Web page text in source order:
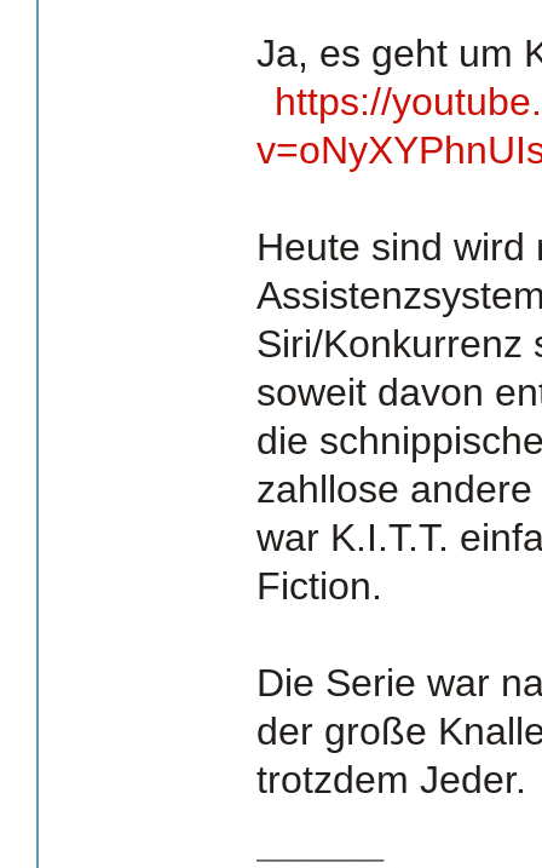
Ja, es geht um
https://
Heute sind wird
Siri/Konkurrenz
soweit davon
die
zahllose
war K.I.T.T.
Fiction.
Die Serie war
der große
trotzdem Jeder.